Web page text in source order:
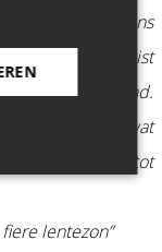
feilbare wezens
woord op de juist
stuk uitmuntend.
woorden wat
de boel op tot
lentezon”